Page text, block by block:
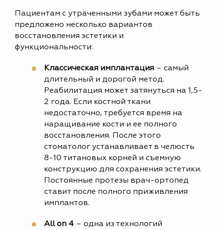
Пациентам с утраченными зубами может быть
предложено несколько вариантов
восстановления эстетики и
функциональности:
Классическая имплантация – самый
длительный и дорогой метод.
Реабилитация может затянуться на 1,5-
2 года. Если костной ткани
недостаточно, требуется время на
наращивание кости и ее полного
восстановления. После этого
стоматолог устанавливает в челюсть
8-10 титановых корней и съемную
конструкцию для сохранения эстетики.
Постоянные протезы врач-ортопед
ставит после полного приживления
имплантов.
All on 4 – одна из технологий